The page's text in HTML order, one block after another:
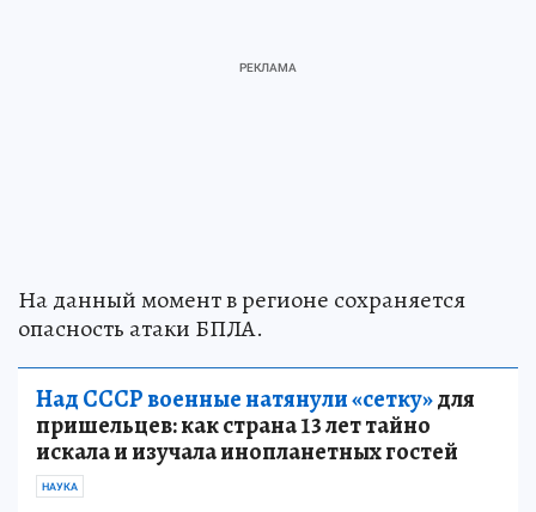
На данный момент в регионе сохраняется
опасность атаки БПЛА.
Над СССР военные натянули «сетку»для
пришельцев: как страна 13 лет тайно
искала и изучала инопланетных гостей
НАУКА